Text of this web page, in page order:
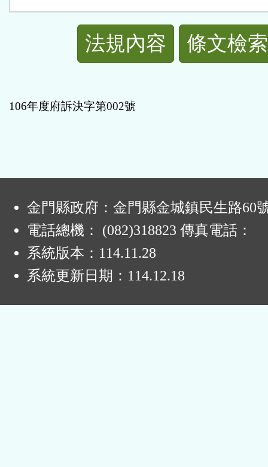
鈕
區
法規內容 條文檢索
106年度府訴決字第002號
金門縣政府：金門縣金城鎮民生路60
電話總機： (082)318823 傳真電話：
系統版本： 114.11.28
系統更新日期： 114.12.18